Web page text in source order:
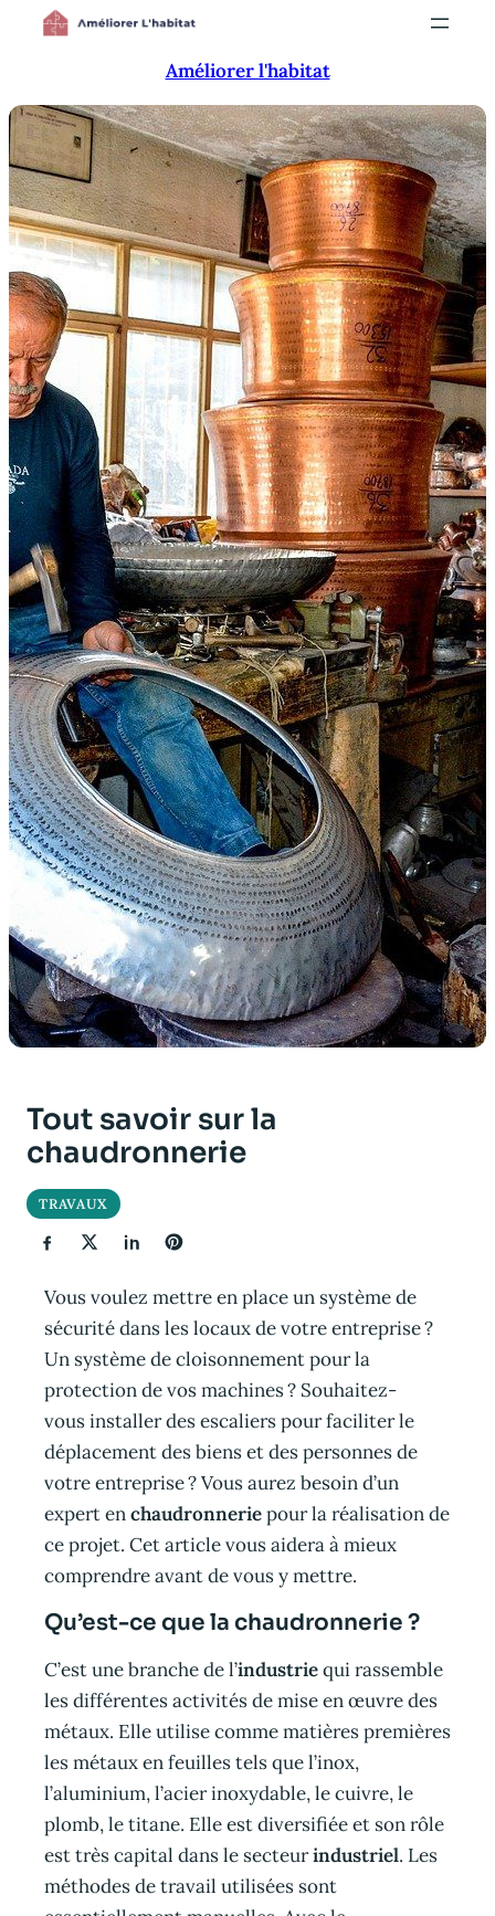
Aller
Améliorer l'habitat
Tout savoir sur la
chaudronnerie
TRAVAUX
Vous voulez mettre en place un système de
sécurité dans les locaux de votre entreprise ?
Un système de cloisonnement pour la
protection de vos machines ? Souhaitez-
vous installer des escaliers pour faciliter le
déplacement des biens et des personnes de
votre entreprise ? Vous aurez besoin d’un
expert enchaudronneriepour la réalisation de
ce projet. Cet article vous aidera à mieux
comprendre avant de vous y mettre.
Qu’est-ce que la chaudronnerie ?
C’est une branche de l’industriequi rassemble
les différentes activités de mise en œuvre des
métaux. Elle utilise comme matières premières
les métaux en feuilles tels que l’inox,
l’aluminium, l’acier inoxydable, le cuivre, le
plomb, le titane. Elle est diversifiée et son rôle
est très capital dans le secteurindustriel. Les
méthodes de travail utilisées sont